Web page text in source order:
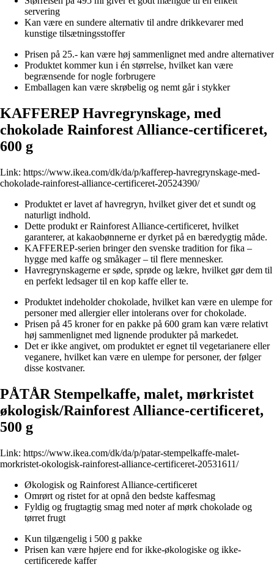
servering
Kan være en sundere alternativ til andre drikkevarer med
kunstige tilsætningsstoffer
Prisen på 25.- kan være høj sammenlignet med andre alternativer
Produktet kommer kun i én størrelse, hvilket kan være
begrænsende for nogle forbrugere
Emballagen kan være skrøbelig og nemt går i stykker
KAFFEREP Havregrynskage, med
chokolade Rainforest Alliance-certificeret,
600 g
Link: https://www.ikea.com/dk/da/p/kafferep-havregrynskage-med-
chokolade-rainforest-alliance-certificeret-20524390/
Produktet er lavet af havregryn, hvilket giver det et sundt og
naturligt indhold.
Dette produkt er Rainforest Alliance-certificeret, hvilket
garanterer, at kakaobønnerne er dyrket på en bæredygtig måde.
KAFFEREP-serien bringer den svenske tradition for fika –
hygge med kaffe og småkager – til flere mennesker.
Havregrynskagerne er søde, sprøde og lækre, hvilket gør dem til
en perfekt ledsager til en kop kaffe eller te.
Produktet indeholder chokolade, hvilket kan være en ulempe for
personer med allergier eller intolerans over for chokolade.
Prisen på 45 kroner for en pakke på 600 gram kan være relativt
høj sammenlignet med lignende produkter på markedet.
Det er ikke angivet, om produktet er egnet til vegetarianere eller
veganere, hvilket kan være en ulempe for personer, der følger
disse kostvaner.
PÅTÅR Stempelkaffe, malet, mørkristet
økologisk/Rainforest Alliance-certificeret,
500 g
Link: https://www.ikea.com/dk/da/p/patar-stempelkaffe-malet-
morkristet-okologisk-rainforest-alliance-certificeret-20531611/
Økologisk og Rainforest Alliance-certificeret
Omrørt og ristet for at opnå den bedste kaffesmag
Fyldig og frugtagtig smag med noter af mørk chokolade og
tørret frugt
Kun tilgængelig i 500 g pakke
Prisen kan være højere end for ikke-økologiske og ikke-
certificerede kaffer